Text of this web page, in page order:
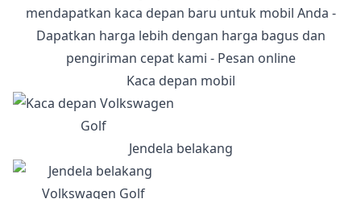
mendapatkan kaca depan baru untuk mobil Anda -
Dapatkan harga lebih dengan harga bagus dan
pengiriman cepat kami - Pesan online
Kaca depan mobil
Jendela belakang